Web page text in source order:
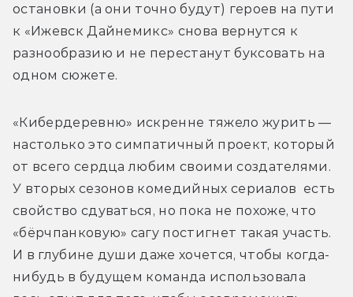
остановки (а они точно будут) героев на пути
к «Ижевск Дайнемикс» снова вернутся к
разнообразию и не перестанут буксовать на
одном сюжете.
«Кибердеревню» искренне тяжело журить —
настолько это симпатичный проект, который
от всего сердца любим своими создателями.
У вторых сезонов комедийных сериалов  есть
свойство сдуваться, но пока не похоже, что
«бёрчпанковую» сагу постигнет такая участь.
И в глубине души даже хочется, чтобы когда-
нибудь в будущем команда использовала